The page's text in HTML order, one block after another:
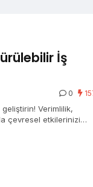
İş
0
Verimlilik,
çevresel etkilerinizi